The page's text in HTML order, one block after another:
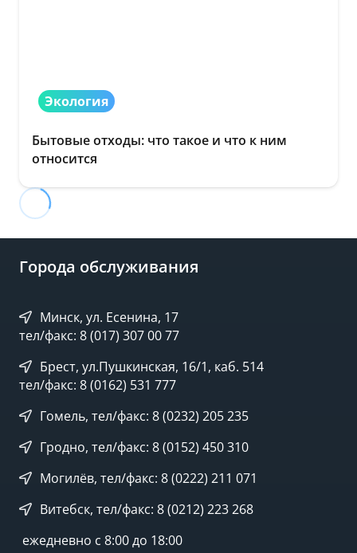
Экология
Бытовые отходы: что такое и что к ним
относится
Города обслуживания
Минск, ул. Есенина, 17
тел/факс: 8 (017) 307 00 77
Брест, ул.Пушкинская, 16/1, каб. 514
тел/факс: 8 (0162) 531 777
Гомель, тел/факс: 8 (0232) 205 235
Гродно, тел/факс: 8 (0152) 450 310
Могилёв, тел/факс: 8 (0222) 211 071
Витебск, тел/факс: 8 (0212) 223 268
ежедневно с 8:00 до 18:00